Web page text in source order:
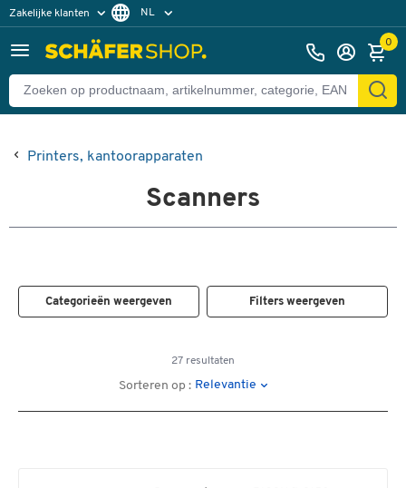
Zakelijke klanten
Particuliere klanten
NL
0
Printers, kantoorapparaten
Scanners
Categorieën weergeven Filters weergeven
27 resultaten
Sorteren op : Relevantie